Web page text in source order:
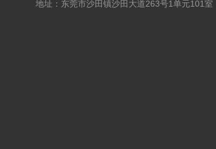
地址：东莞市沙田镇沙田大道263号1单元101室